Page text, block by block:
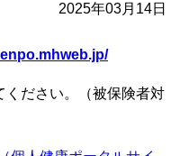
2025年03月14日
ください。（被保険者対